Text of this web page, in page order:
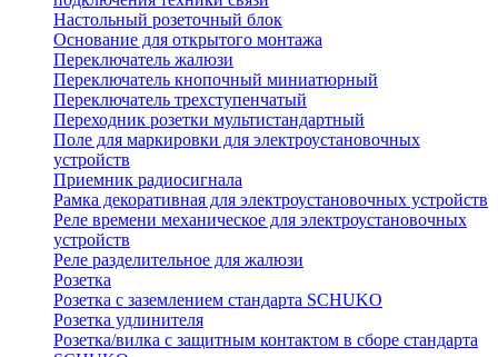
Настольный розеточный блок
Основание для открытого монтажа
Переключатель жалюзи
Переключатель кнопочный миниатюрный
Переключатель трехступенчатый
Переходник розетки мультистандартный
Поле для маркировки для электроустановочных
устройств
Приемник радиосигнала
Рамка декоративная для электроустановочных устройств
Реле времени механическое для электроустановочных
устройств
Реле разделительное для жалюзи
Розетка
Розетка с заземлением стандарта SCHUKO
Розетка удлинителя
Розетка/вилка с защитным контактом в сборе стандарта